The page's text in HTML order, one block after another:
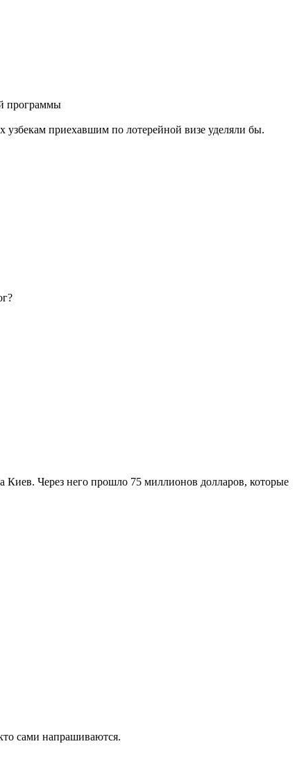
программы
приехавшим по лотерейной визе уделяли бы.
Киев. Через него прошло 75 миллионов долларов, которые
сами напрашиваются.